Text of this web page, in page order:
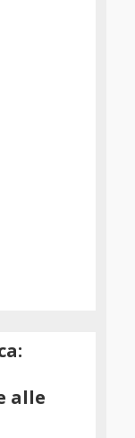
alle